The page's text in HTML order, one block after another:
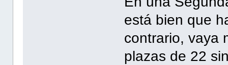
está bien que
contrario, vaya
plazas de 22